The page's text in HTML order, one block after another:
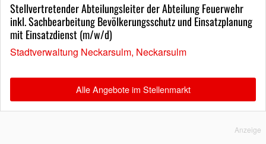
Stellvertretender Abteilungsleiter der Abteilung Feuerwehr
inkl. Sachbearbeitung Bevölkerungsschutz und Einsatzplanung
mit Einsatzdienst (m/w/d)
Stadtverwaltung Neckarsulm, Neckarsulm
Alle Angebote im Stellenmarkt
Anzeige